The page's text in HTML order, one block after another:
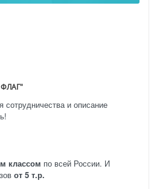
и описание
классом по всей России. И
от 5 т.р.